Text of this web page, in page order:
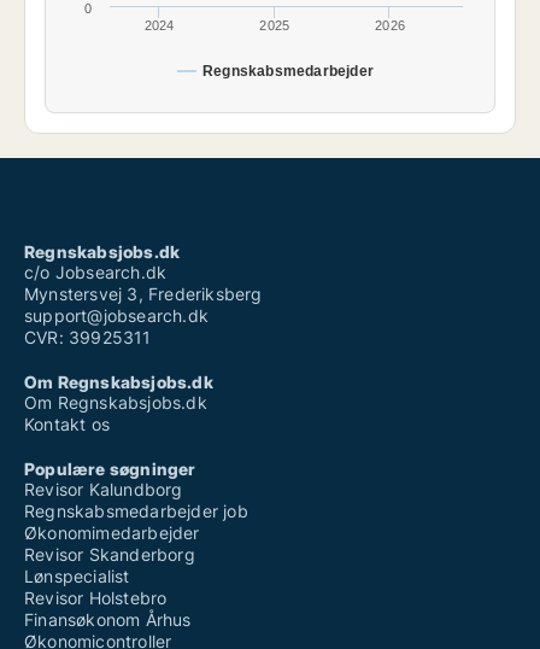
Regnskabsmedarbejder
2024 2025 2026
0
Regnskabsjobs.dk
c/o Jobsearch.dk
Mynstersvej 3, Frederiksberg
support@jobsearch.dk
CVR: 39925311
Om Regnskabsjobs.dk
Om Regnskabsjobs.dk
Kontakt os
Populære søgninger
Revisor Kalundborg
Regnskabsmedarbejder job
Økonomimedarbejder
Revisor Skanderborg
Lønspecialist
Revisor Holstebro
Finansøkonom Århus
Økonomicontroller